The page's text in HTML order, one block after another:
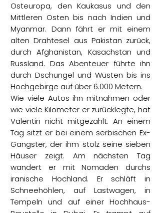
Osteuropa, den Kaukasus und den
Mittleren Osten bis nach Indien und
Myanmar. Dann fährt er mit einem
alten Drahtesel aus Pakistan zurück,
durch Afghanistan, Kasachstan und
Russland. Das Abenteuer führte ihn
durch Dschungel und Wüsten bis ins
Hochgebirge auf über 6.000 Metern.
Wie viele Autos ihn mitnahmen oder
wie viele Kilometer er zurücklegte, hat
Valentin nicht mitgezählt. An einem
Tag sitzt er bei einem serbischen Ex-
Gangster, der ihm stolz seine sieben
Häuser zeigt. Am nächsten Tag
wandert er mit Nomaden durchs
iranische Hochland. Er schläft in
Schneehöhlen, auf Lastwagen, in
Tempeln und auf einer Hochhaus-